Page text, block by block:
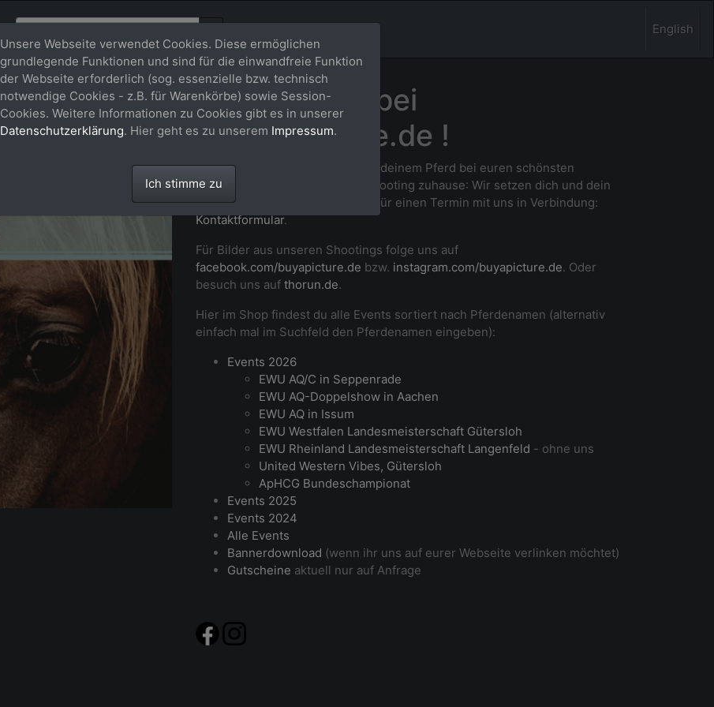
English
Willkommen bei
buy-a-picture.de !
Professionelle Fotos von dir und deinem Pferd bei euren schönsten
Momenten auf Turnier und im Shooting zuhause: Wir setzen dich und dein
Pferd in Szene. Setz dich gerne für einen Termin mit uns in Verbindung:
Kontaktformular.
Für Bilder aus unseren Shootings folge uns auf
facebook.com/buyapicture.de bzw. instagram.com/buyapicture.de. Oder
besuch uns auf thorun.de.
Hier im Shop findest du alle Events sortiert nach Pferdenamen (alternativ
einfach mal im Suchfeld den Pferdenamen eingeben):
Events 2026
EWU AQ/C in Seppenrade
EWU AQ-Doppelshow in Aachen
EWU AQ in Issum
EWU Westfalen Landesmeisterschaft Gütersloh
EWU Rheinland Landesmeisterschaft Langenfeld - ohne uns
United Western Vibes, Gütersloh
ApHCG Bundeschampionat
Events 2025
Events 2024
Alle Events
Bannerdownload (wenn ihr uns auf eurer Webseite verlinken möchtet)
Gutscheine aktuell nur auf Anfrage
Unsere Webseite verwendet Cookies. Diese ermöglichen
grundlegende Funktionen und sind für die einwandfreie Funktion
der Webseite erforderlich (sog. essenzielle bzw. technisch
notwendige Cookies - z.B. für Warenkörbe) sowie Session-
Cookies. Weitere Informationen zu Cookies gibt es in unserer
Datenschutzerklärung. Hier geht es zu unserem Impressum.
Ich stimme zu